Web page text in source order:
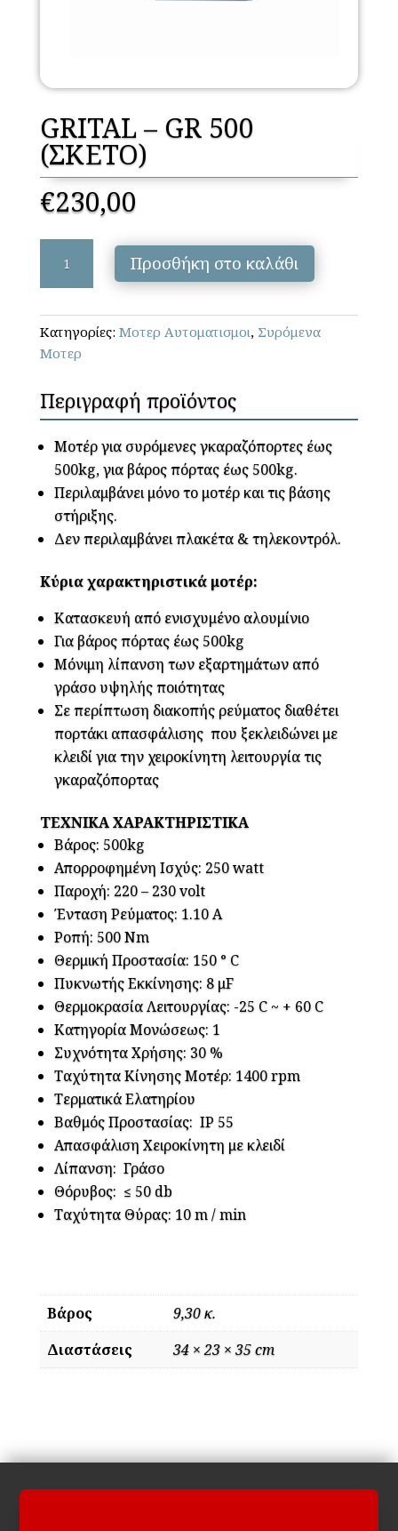
GRITAL – GR 500
(ΣΚΕΤΟ)
€230,00
GR
500
(ΣΚΕΤΟ)
ποσότητα
Προσθήκη στο καλάθι
Κατηγορίες: Μοτερ Αυτοματισμοι, Συρόμενα
Μοτερ
Περιγραφή προϊόντος
Μοτέρ για συρόμενες γκαραζόπορτες έως
500kg, για βάρος πόρτας έως 500kg.
Περιλαμβάνει μόνο το μοτέρ και τις βάσης
στήριξης.
Δεν περιλαμβάνει πλακέτα & τηλεκοντρόλ.
Κύρια χαρακτηριστικά μοτέρ:
Κατασκευή από ενισχυμένο αλουμίνιο
Για βάρος πόρτας έως 500kg
Μόνιμη λίπανση των εξαρτημάτων από
γράσο υψηλής ποιότητας
Σε περίπτωση διακοπής ρεύματος διαθέτει
πορτάκι απασφάλισης που ξεκλειδώνει με
κλειδί για την χειροκίνητη λειτουργία τις
γκαραζόπορτας
ΤΕΧΝΙΚΑ ΧΑΡΑΚΤΗΡΙΣΤΙΚΑ
Βάρος: 500kg
Απορροφημένη Ισχύς: 250 watt
Παροχή: 220 – 230 volt
Ένταση Ρεύματος: 1.10 A
Ροπή: 500 Nm
Θερμική Προστασία: 150 ° C
Πυκνωτής Εκκίνησης: 8 μF
Θερμοκρασία Λειτουργίας: -25 C ~ + 60 C
Κατηγορία Μονώσεως: 1
Συχνότητα Χρήσης: 30 %
Ταχύτητα Κίνησης Μοτέρ: 1400 rpm
Τερματικά Ελατηρίου
Βαθμός Προστασίας: IP 55
Απασφάλιση Χειροκίνητη με κλειδί
Λίπανση: Γράσο
Θόρυβος: ≤ 50 db
Ταχύτητα Θύρας: 10 m / min
Βάρος
9,30 κ.
Διαστάσεις
34 × 23 × 35 cm